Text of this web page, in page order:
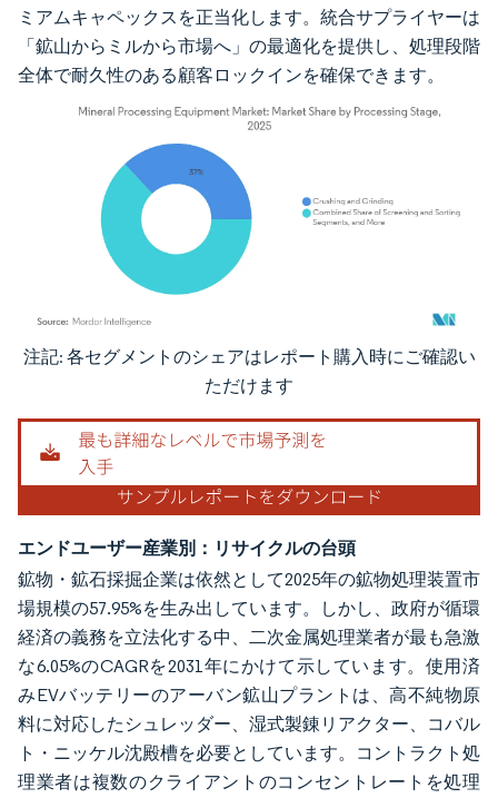
ミアムキャペックスを正当化します。統合サプライヤーは
「鉱山からミルから市場へ」の最適化を提供し、処理段階
全体で耐久性のある顧客ロックインを確保できます。
画像 © Mordor Intelligence。再利用にはCC BY 4.0の表示が必要です。
注記: 各セグメントのシェアはレポート購入時にご確認い
ただけます
エンドユーザー産業別：リサイクルの台頭
鉱物・鉱石採掘企業は依然として2025年の鉱物処理装置市
場規模の57.95%を生み出しています。しかし、政府が循環
経済の義務を立法化する中、二次金属処理業者が最も急激
な6.05%のCAGRを2031年にかけて示しています。使用済
みEVバッテリーのアーバン鉱山プラントは、高不純物原
料に対応したシュレッダー、湿式製錬リアクター、コバル
ト・ニッケル沈殿槽を必要としています。コントラクト処
理業者は複数のクライアントのコンセントレートを処理